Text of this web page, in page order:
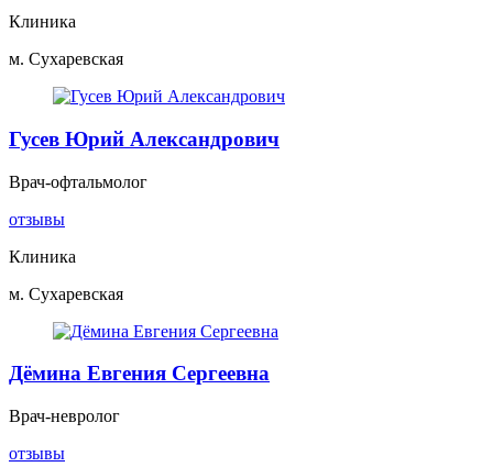
Клиника
м. Сухаревская
Гусев Юрий Александрович
Врач-офтальмолог
отзывы
Клиника
м. Сухаревская
Дёмина Евгения Сергеевна
Врач-невролог
отзывы